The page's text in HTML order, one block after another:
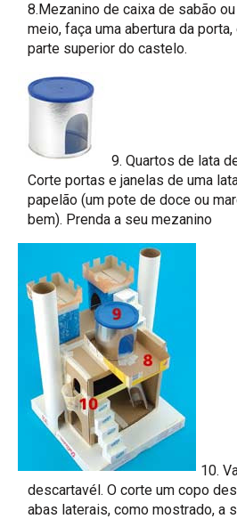
8.Mezanino de caixa de sabão
meio, faça uma abertura da
parte superior do castelo.
9. Quartos de lata
Corte portas e janelas de uma
papelão (um pote de doce ou
bem). Prenda a seu mezanino
10.
descartavél. O corte um copo
abas laterais, como mostrado, a